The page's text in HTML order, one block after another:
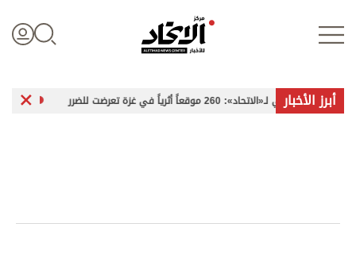
علوم الدار
أبرز الأخبار
أثرياً في غزة تعرضت للضرر «سلطة